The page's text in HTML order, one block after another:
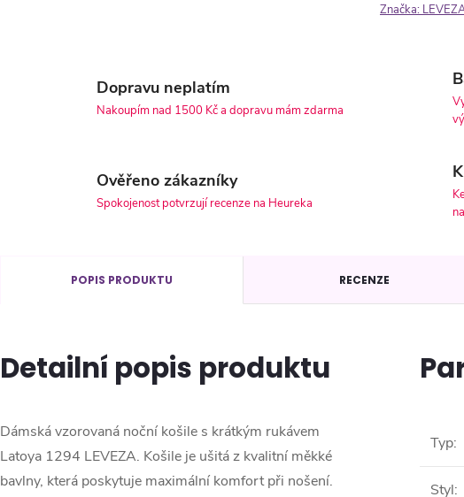
Značka:
Dopravu neplatím
Nakoupím nad 1500 Kč a dopravu mám zdarma
Ověřeno zákazníky
Spokojenost potvrzují recenze na Heureka
POPIS PRODUKTU RECENZE
Detailní popis produktu
Dámská vzorovaná noční košile s krátkým rukávem
Latoya 1294 LEVEZA. Košile je ušitá z kvalitní měkké
bavlny, která poskytuje maximální komfort při nošení.
Typ:
Styl: